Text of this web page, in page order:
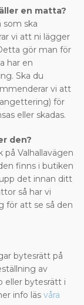
en matta?
som ska
vi att ni lägger
gör man för
har en
Ska du
vi att
för
eller skadas.
den?
på Valhallavägen
finns i butiken
det innan ditt
så har vi
för att se så den
bytesrätt på
av
eller bytesrätt i
info läs våra